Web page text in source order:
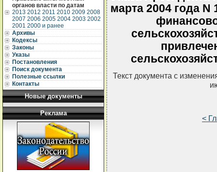
органов власти по датам
2013 2012 2011 2010 2009 2008
2007 2006 2005 2004 2003 2002
2001 2000 и ранее
Архивы
Кодексы
Законы
Указы
Постановления
Поиск документа
Полезные ссылки
Контакты
Новые документы
Реклама
марта 2004 года
Текст документа с
<